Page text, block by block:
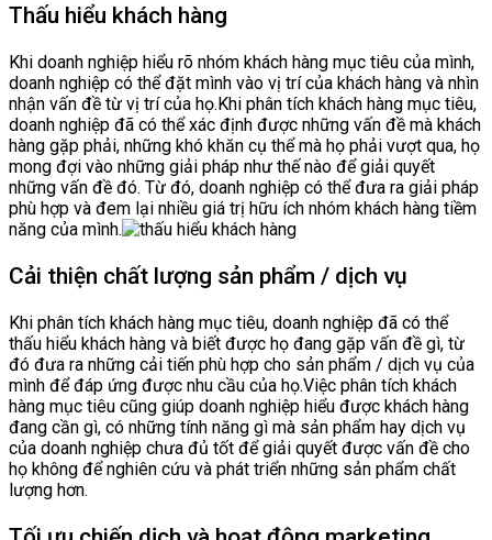
Thấu hiểu khách hàng
Khi doanh nghiệp hiểu rõ nhóm khách hàng mục tiêu của mình,
doanh nghiệp có thể đặt mình vào vị trí của khách hàng và nhìn
nhận vấn đề từ vị trí của họ.Khi phân tích khách hàng mục tiêu,
doanh nghiệp đã có thể xác định được những vấn đề mà khách
hàng gặp phải, những khó khăn cụ thể mà họ phải vượt qua, họ
mong đợi vào những giải pháp như thế nào để giải quyết
những vấn đề đó. Từ đó, doanh nghiệp có thể đưa ra giải pháp
phù hợp và đem lại nhiều giá trị hữu ích nhóm khách hàng tiềm
năng của mình.
Cải thiện chất lượng sản phẩm / dịch vụ
Khi phân tích khách hàng mục tiêu, doanh nghiệp đã có thể
thấu hiểu khách hàng và biết được họ đang gặp vấn đề gì, từ
đó đưa ra những cải tiến phù hợp cho sản phẩm / dịch vụ của
mình để đáp ứng được nhu cầu của họ.Việc phân tích khách
hàng mục tiêu cũng giúp doanh nghiệp hiểu được khách hàng
đang cần gì, có những tính năng gì mà sản phẩm hay dịch vụ
của doanh nghiệp chưa đủ tốt để giải quyết được vấn đề cho
họ không để nghiên cứu và phát triển những sản phẩm chất
lượng hơn.